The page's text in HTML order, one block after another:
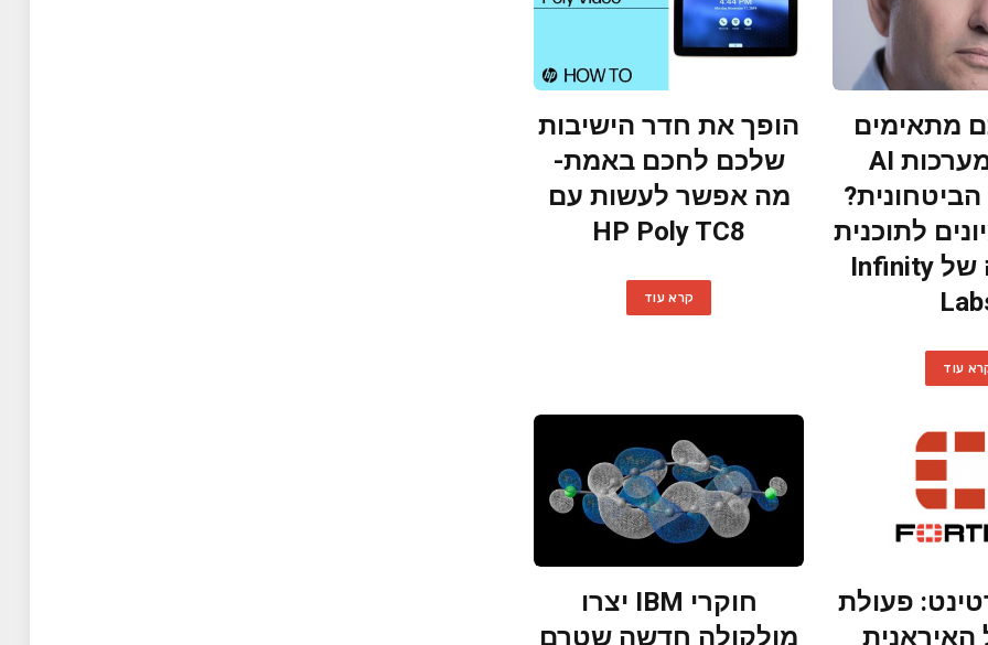
מתאימים
לפתח מערכות AI
לתוכנית
ההכשרה של Infinity
עוד
הופך את חדר הישיבות
שלכם לחכם באמת-
מה אפשר לעשות עם
HP Poly TC8
קרא עוד
פעולת
האיראנית
חוקרי IBM יצרו
מולקולה חדשה שטרם